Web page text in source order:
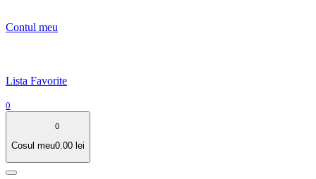
Contul meu
Lista Favorite
0
0
Cosul meu0.00 lei